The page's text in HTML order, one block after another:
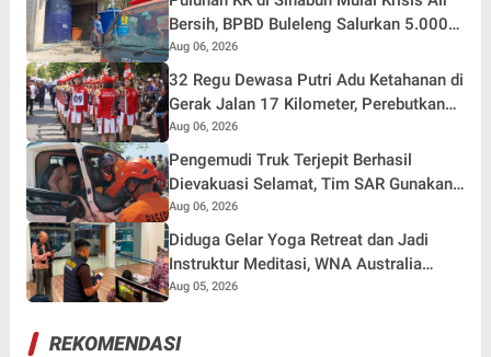
Bersih, BPBD Buleleng Salurkan 5.000
Liter Air dan Siaga Hadapi Dampak
Kemarau
Aug 06, 2026
32 Regu Dewasa Putri Adu Ketahanan di
Gerak Jalan 17 Kilometer, Perebutkan
Hadiah Rp82,5 Juta pada HUT RI ke-81
Aug 06, 2026
Pengemudi Truk Terjepit Berhasil
Dievakuasi Selamat, Tim SAR Gunakan
Teknik Khusus
Aug 06, 2026
Diduga Gelar Yoga Retreat dan Jadi
Instruktur Meditasi, WNA Australia
Dideportasi Imigrasi Singaraja
Aug 05, 2026
REKOMENDASI